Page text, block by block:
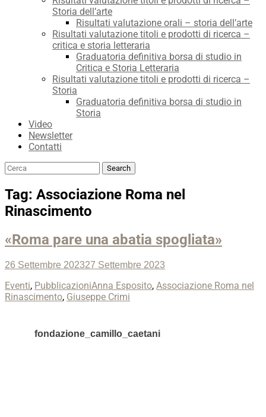
Storia dell’arte
Risultati valutazione orali – storia dell’arte
Risultati valutazione titoli e prodotti di ricerca –
critica e storia letteraria
Graduatoria definitiva borsa di studio in
Critica e Storia Letteraria
Risultati valutazione titoli e prodotti di ricerca –
Storia
Graduatoria definitiva borsa di studio in
Storia
Video
Newsletter
Contatti
Search
Search
Tag: Associazione Roma nel
Rinascimento
«Roma pare una abatia spogliata»
Posted
26 Settembre 202327 Settembre 2023
Categories
Eventi, PubblicazioniTags
Anna Esposito, Associazione Roma nel
Rinascimento, Giuseppe Crimi
fondazione_camillo_caetani